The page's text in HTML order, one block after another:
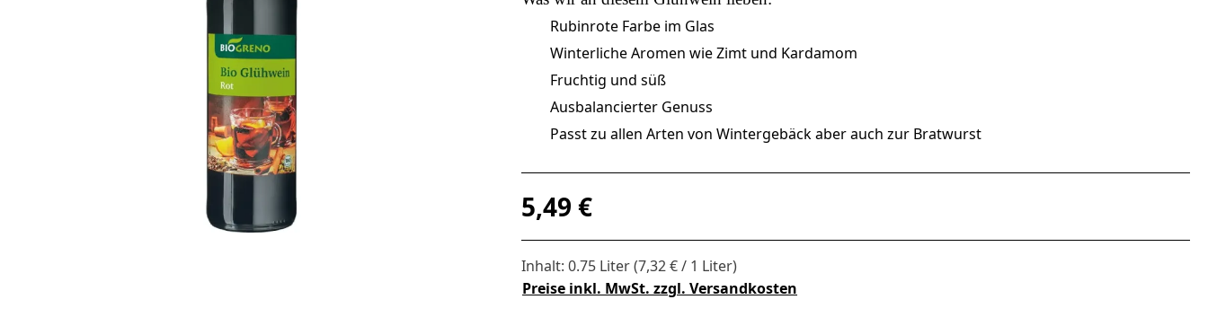
Rubinrote Farbe im Glas
Winterliche Aromen wie Zimt und Kardamom
Fruchtig und süß
Ausbalancierter Genuss
Passt zu allen Arten von Wintergebäck aber auch zur Bratwurst
Regulärer Preis:
5,49 €
Inhalt: 0.75 Liter(7,32 € / 1 Liter)
Preise inkl. MwSt. zzgl. Versandkosten